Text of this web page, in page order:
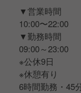
▼営業時間
10:00〜22:00
▼勤務時間
09:00～23:00
※公休9日
※休憩有り
6時間勤務・